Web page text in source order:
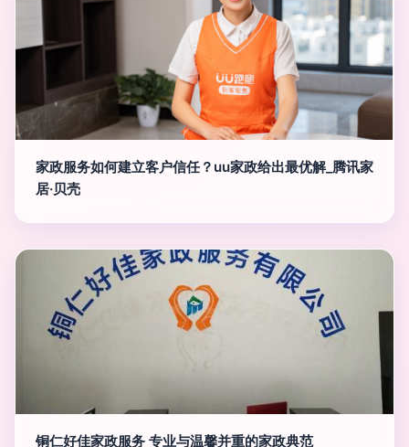
家政服务如何建立客户信任？uu家政给出最优解_腾讯家
居·贝壳
铜仁好佳家政服务 专业与温馨并重的家政典范